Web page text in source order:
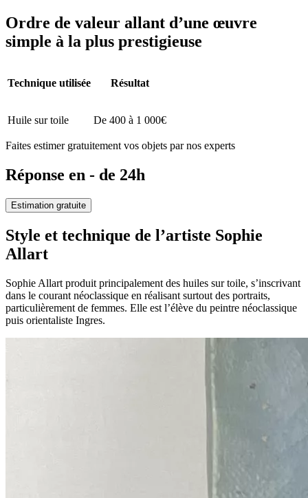
Ordre de valeur allant d’une œuvre
simple à la plus prestigieuse
Technique utilisée Résultat
Huile sur toile De 400 à 1 000€
Faites estimer gratuitement vos objets par nos experts
Réponse en - de 24h
Estimation gratuite
Style et technique de l’artiste Sophie
Allart
Sophie Allart produit principalement des huiles sur toile, s’inscrivant
dans le courant néoclassique en réalisant surtout des portraits,
particulièrement de femmes. Elle est l’élève du peintre néoclassique
puis orientaliste Ingres.